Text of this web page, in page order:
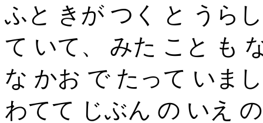
ふと きが つく と うら
て いて、 みた こと も
な かお で たって いま
わてて じぶん の いえ